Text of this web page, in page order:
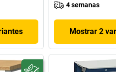
4 semanas
Mostrar 2